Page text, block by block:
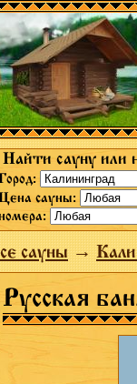
Найти сауну или
сауны:
сауны→
Русская